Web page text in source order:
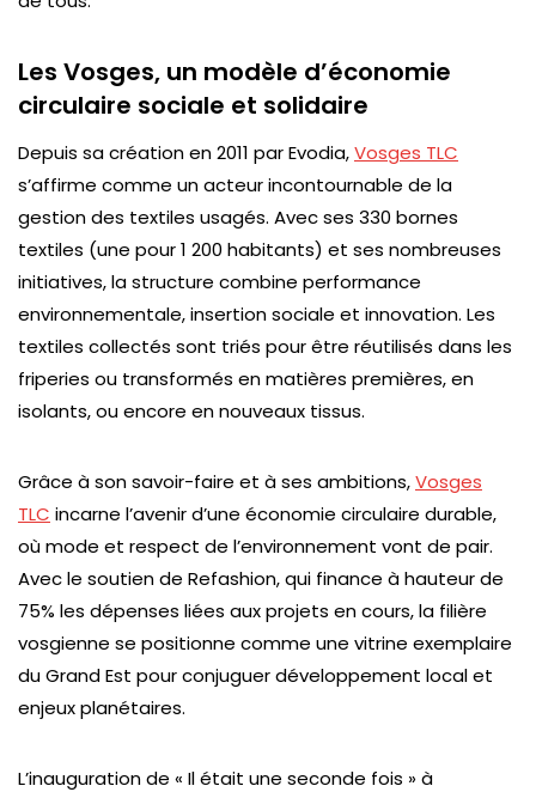
Les Vosges, un modèle d’économie
circulaire sociale et solidaire
Depuis sa création en 2011 par Evodia,Vosges TLC
s’affirme comme un acteur incontournable de la
gestion des textiles usagés. Avec ses 330 bornes
textiles (une pour 1 200 habitants) et ses nombreuses
initiatives, la structure combine performance
environnementale, insertion sociale et innovation. Les
textiles collectés sont triés pour être réutilisés dans les
friperies ou transformés en matières premières, en
isolants, ou encore en nouveaux tissus.
Grâce à son savoir-faire et à ses ambitions,Vosges
TLC incarne l’avenir d’une économie circulaire durable,
où mode et respect de l’environnement vont de pair.
Avec le soutien de Refashion, qui finance à hauteur de
75% les dépenses liées aux projets en cours, la filière
vosgienne se positionne comme une vitrine exemplaire
du Grand Est pour conjuguer développement local et
enjeux planétaires.
L’inauguration de « Il était une seconde fois » à